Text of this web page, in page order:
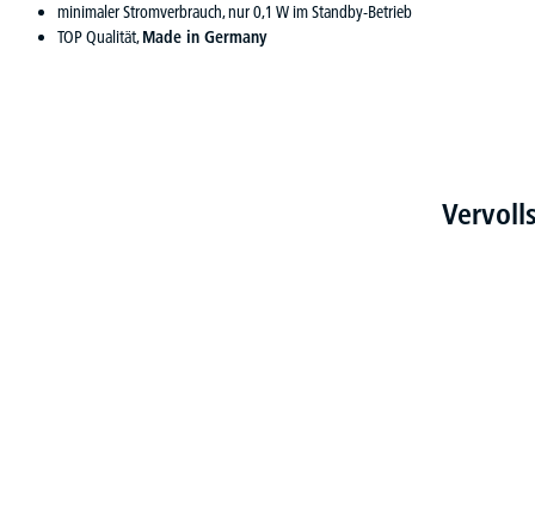
minimaler Stromverbrauch, nur 0,1 W im Standby-Betrieb
TOP Qualität,Made in Germany